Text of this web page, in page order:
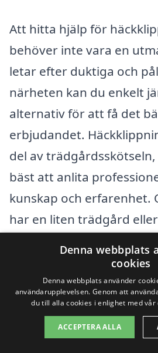
Att hitta hjälp för
behöver inte vara en
letar efter duktiga och
närheten kan du enkelt
alternativ för att få det
erbjudandet.
del av
bäst att anlita
kunskap och erfarenhet.
har en liten trädgård
Det finns flera städer
kan hitta kompetenta
häckklippning. Nedan
orter som ligger i
Denna webbplats
cookies
Denna webbplats använder
användarupplevelsen. Genom att
du till alla cookies i enlighet med vår
ACCEPTERA ALLA